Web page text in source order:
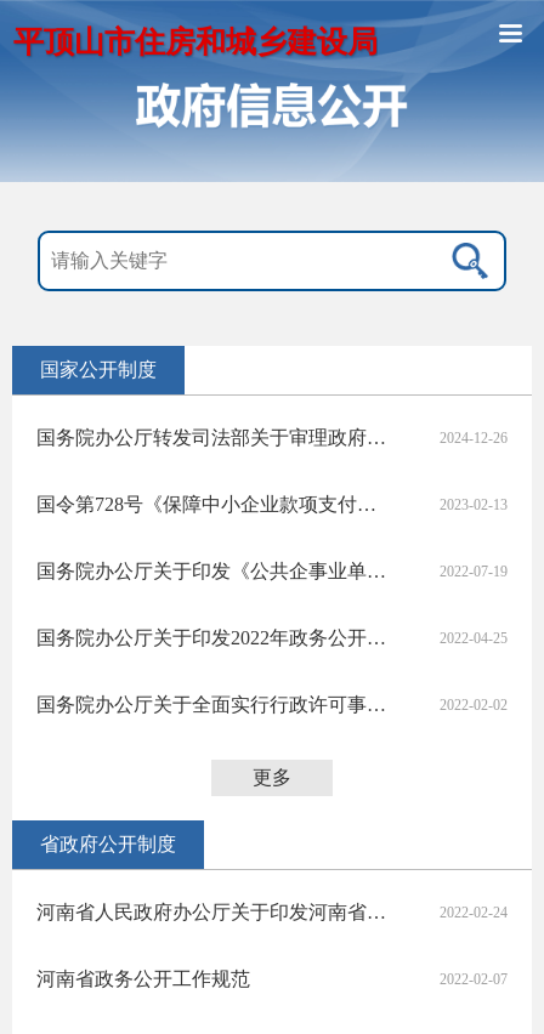
平顶山市住房和城乡建设局
国家公开制度
国务院办公厅转发司法部关于审理政府信息公开行政复议案件若干问题指导意见的通知 2024-12-26
国令第728号《保障中小企业款项支付条例》 2023-02-13
国务院办公厅关于印发《公共企事业单位信息公开规定制定办法》的通知 2022-07-19
国务院办公厅关于印发2022年政务公开工作要点的通知 2022-04-25
国务院办公厅关于全面实行行政许可事项清单管理的通知 2022-02-02
更多
省政府公开制度
河南省人民政府办公厅关于印发河南省政府信息公开申请办理答复规范文书格式的通知 2022-02-24
河南省政务公开工作规范 2022-02-07